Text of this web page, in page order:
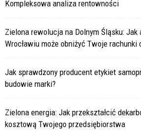
Kompleksowa analiza rentowności
Zielona rewolucja na Dolnym Śląsku:
Wrocławiu może obniżyć Twoje rachunki
Jak sprawdzony producent etykiet
budowie marki?
Zielona energia: Jak przekształcić
kosztową Twojego przedsiębiorstwa